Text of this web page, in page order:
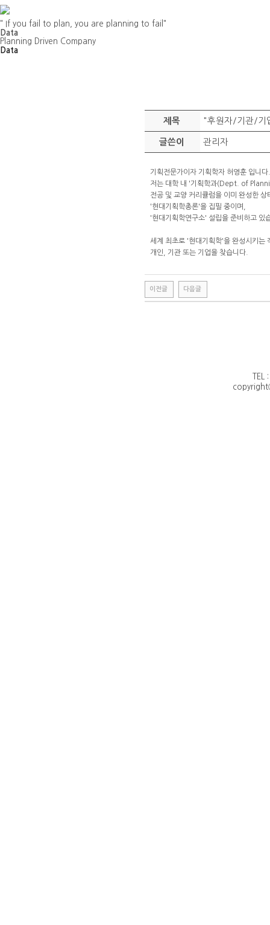
" If you fail to plan, you are planning to fail"
Data
Planning Driven Company
Data
제목 "후원자/기관/기
글쓴이 관리자
기획전문가이자 기획학자 허영훈 입니
저는 대학 내 '기획학과(Dept. of
전공 및 교양 커리큘럼을 이미 완성한 상
'현대기획학총론'을 집필 중이며,
'현대기획학연구소' 설립을 준비하고 있
세계 최초로 '현대기획학'을 완성시키는
개인, 기관 또는 기업을 찾습니다.
이전글 다음글